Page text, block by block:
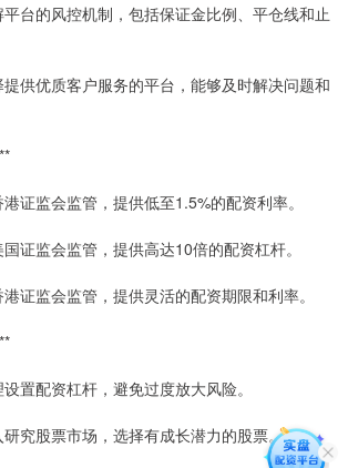
台的风控机制，包括保证金比例、平仓线和止
供优质客户服务的平台，能够及时解决问题和
证监会监管，提供低至1.5%的配资利率。
证监会监管，提供高达10倍的配资杠杆。
证监会监管，提供灵活的配资期限和利率。
置配资杠杆，避免过度放大风险。
究股票市场，选择有成长潜力的股票。